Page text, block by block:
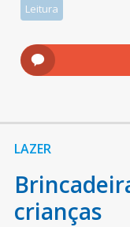
Leitura
LAZER
crianças